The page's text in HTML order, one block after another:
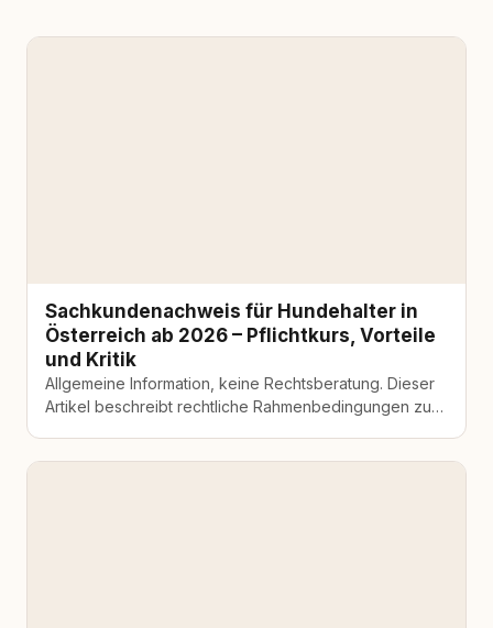
Sachkundenachweis für Hundehalter in
Österreich ab 2026 – Pflichtkurs, Vorteile
und Kritik
Allgemeine Information, keine Rechtsberatung. Dieser
Artikel beschreibt rechtliche Rahmenbedingungen zum